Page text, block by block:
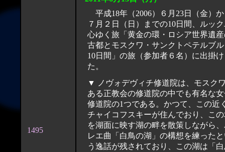
1495
平成18年（2006）６月23日（金）
７月２日（日）までの10日間、ルッ
心ゆく旅「黄金の環・ロシア世界遺
古都とモスクワ・サンクトペテルブ
10日間」の旅（参加者６名）に出掛け
た。
▼ ノヴォデヴィチ修道院は、モスク
ある正教会の修道院の中でも有名な
修道院の1つである。かつて、この近
チャイコフスキーが住んでおり、こ
を湖面に映す湖の畔を散策しながら
レエ曲「白鳥の湖」の構想を練った
う逸話が残されており、この湖は「